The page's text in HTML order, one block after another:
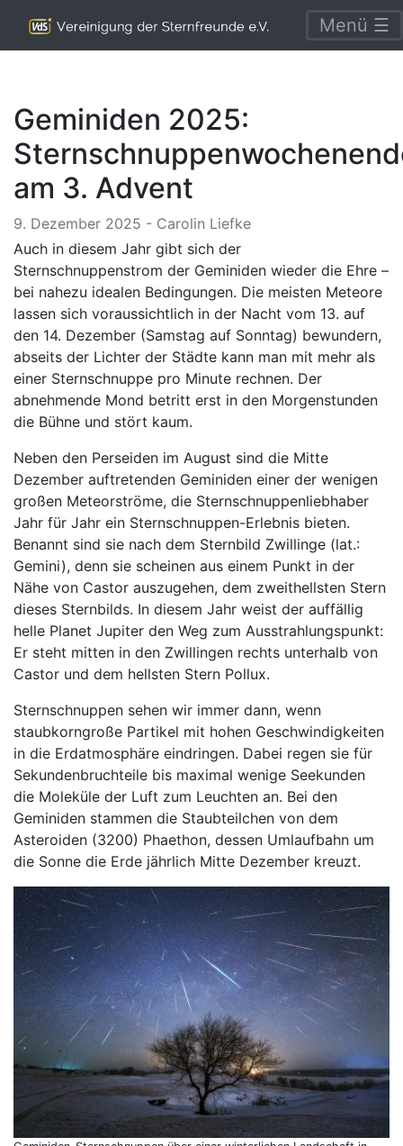
Menü ☰
Geminiden 2025:
am 3. Advent
9. Dezember 2025 - Carolin Liefke
Auch in diesem Jahr gibt sich der
Sternschnuppenstrom der Geminiden wieder die Ehre –
bei nahezu idealen Bedingungen. Die meisten Meteore
lassen sich voraussichtlich in der Nacht vom 13. auf
den 14. Dezember (Samstag auf Sonntag) bewundern,
abseits der Lichter der Städte kann man mit mehr als
einer Sternschnuppe pro Minute rechnen. Der
abnehmende Mond betritt erst in den Morgenstunden
die Bühne und stört kaum.
Neben den Perseiden im August sind die Mitte
Dezember auftretenden Geminiden einer der wenigen
großen Meteorströme, die Sternschnuppenliebhaber
Jahr für Jahr ein Sternschnuppen-Erlebnis bieten.
Benannt sind sie nach dem Sternbild Zwillinge (lat.:
Gemini), denn sie scheinen aus einem Punkt in der
Nähe von Castor auszugehen, dem zweithellsten Stern
dieses Sternbilds. In diesem Jahr weist der auffällig
helle Planet Jupiter den Weg zum Ausstrahlungspunkt:
Er steht mitten in den Zwillingen rechts unterhalb von
Castor und dem hellsten Stern Pollux.
Sternschnuppen sehen wir immer dann, wenn
staubkorngroße Partikel mit hohen Geschwindigkeiten
in die Erdatmosphäre eindringen. Dabei regen sie für
Sekundenbruchteile bis maximal wenige Seekunden
die Moleküle der Luft zum Leuchten an. Bei den
Geminiden stammen die Staubteilchen von dem
Asteroiden (3200) Phaethon, dessen Umlaufbahn um
die Sonne die Erde jährlich Mitte Dezember kreuzt.